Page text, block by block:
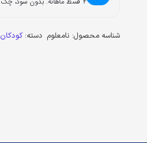
شناسه محصول: نامعلوم دسته:کودکان